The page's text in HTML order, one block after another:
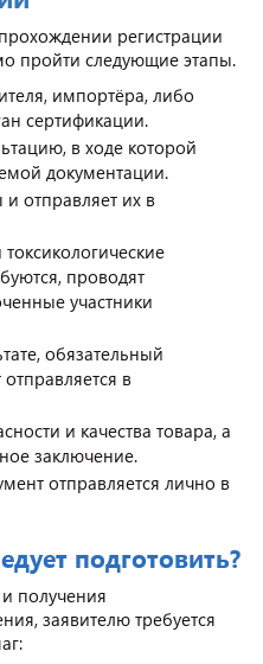
регистрации
пройти следующие этапы.
импортёра, либо
сертификации.
в ходе которой
документации.
отправляет их в
проводят
участники
обязательный
в
и качества товара, а
заключение.
отправляется лично в
подготовить?
получения
заявителю требуется